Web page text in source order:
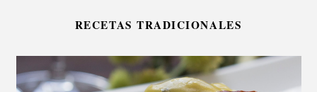
RECETAS TRADICIONALES